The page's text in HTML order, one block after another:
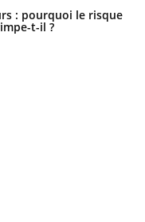
: pourquoi le risque
t-il ?